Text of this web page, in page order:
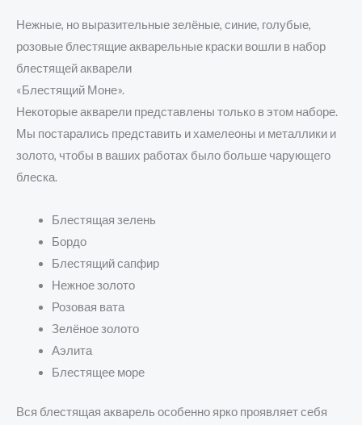
Нежные, но выразительные зелёные, синие, голубые,
розовые блестящие акварельные краски вошли в набор
блестящей акварели
«Блестящий Моне».
Некоторые акварели представлены только в этом наборе.
Мы постарались представить и хамелеоны и металлики и
золото, чтобы в ваших работах было больше чарующего
блеска.
Блестящая зелень
Бордо
Блестящий сапфир
Нежное золото
Розовая вата
Зелёное золото
Аэлита
Блестящее море
Вся блестящая акварель особенно ярко проявляет себя